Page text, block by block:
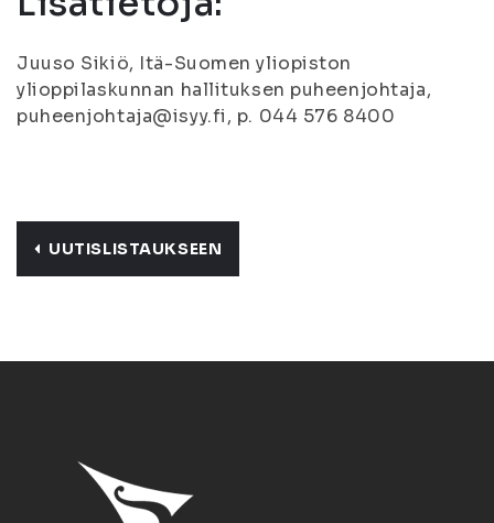
Juuso Sikiö, Itä-Suomen yliopiston
ylioppilaskunnan hallituksen puheenjohtaja,
puheenjohtaja@isyy.fi, p. 044 576 8400
UUTISLISTAUKSEEN